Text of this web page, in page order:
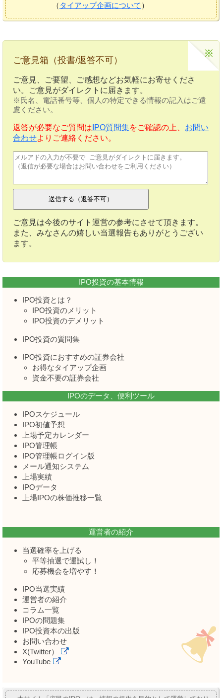
（ タイアップ企画について ）
ご意見箱（投書/返答不可）
ご意見、ご要望、ご感想などお気軽にお寄せくださ
い。ご意見がダイレクトに届きます。
※氏名、電話番号等、個人の特定できる情報の記入はご遠
慮ください。
返答が必要なご質問は IPO質問集をご確認の上、 お問い
合わせよりご連絡ください。
ご意見は今後のサイト運営の参考にさせて頂きます。
また、みなさんの嬉しい当選報告もありがとうござい
ます。
IPO投資の基本情報
IPO投資とは？
IPO投資のメリット
IPO投資のデメリット
IPO投資の質問集
IPO投資におすすめの証券会社
お得なタイアップ企画
資金不要の証券会社
IPOのデータ、便利ツール
IPOスケジュール
IPO初値予想
上場予定カレンダー
IPO管理帳
IPO管理帳ログイン版
メール通知システム
上場実績
IPOデータ
上場IPOの株価推移一覧
運営者の紹介
当選確率を上げる
平等抽選で運試し！
応募機会を増やす！
IPO当選実績
運営者の紹介
コラム一覧
IPOの問題集
IPO投資本の出版
お問い合わせ
X(Twitter）
YouTube